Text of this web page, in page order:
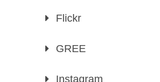
Flickr
GREE
Instagram